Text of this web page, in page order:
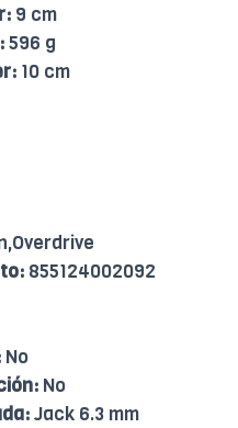
9 cm
596 g
10 cm
855124002092
No
No
Jack 6.3 mm